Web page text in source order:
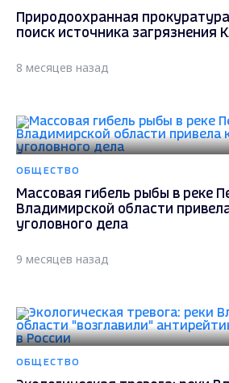
Природоохранная
поиск источника загрязнения
8 месяцев назад
ОБЩЕСТВО
Массовая гибель рыбы в реке
Владимирской области
уголовного дела
9 месяцев назад
ОБЩЕСТВО